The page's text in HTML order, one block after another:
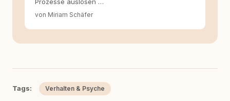
von Miriam Schäfer
Tags: Verhalten & Psyche